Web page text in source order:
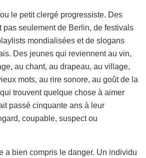
le petit clergé progressiste. Des
pas seulement de Berlin, de festivals
mondialisées et de slogans
Des jeunes qui reviennent au vin,
au chant, au drapeau, au village,
mots, au rire sonore, au goût de la
trouvent quelque chose à aimer
passé cinquante ans à leur
coupable, suspect ou
a bien compris le danger. Un individu